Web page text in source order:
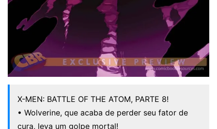
X-MEN: BATTLE OF THE ATOM, PARTE 8!
• Wolverine, que acaba de perder seu fator de
cura, leva um golpe mortal!